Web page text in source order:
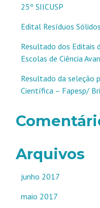
25º SIICUSP
Edital Resíduos Sólidos
Resultado dos Editais
Escolas de Ciência
Resultado da seleção
Científica – Fapesp/
Arquivos
junho 2017
maio 2017